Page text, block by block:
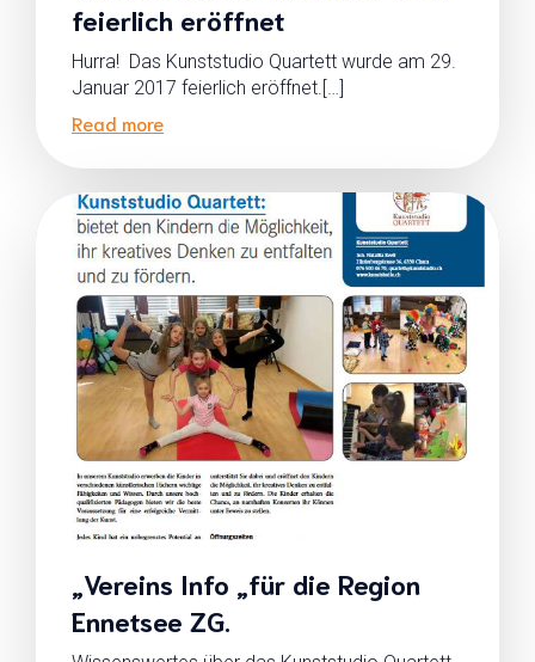
feierlich eröffnet
Hurra! Das Kunststudio Quartett wurde am 29.
Januar 2017 feierlich eröffnet.[…]
Read more
„Vereins Info „für die Region
Ennetsee ZG.